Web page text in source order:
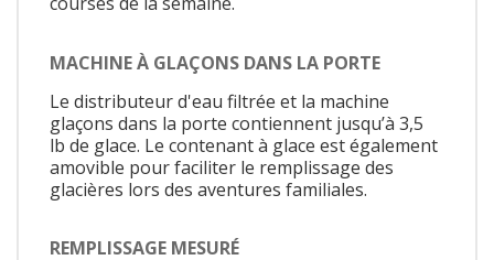
MACHINE À GLAÇONS DANS LA PORTE
Le distributeur d'eau filtrée et la machine
glaçons dans la porte contiennent jusqu’à 3,5
lb de glace. Le contenant à glace est également
amovible pour faciliter le remplissage des
glacières lors des aventures familiales.
REMPLISSAGE MESURÉ